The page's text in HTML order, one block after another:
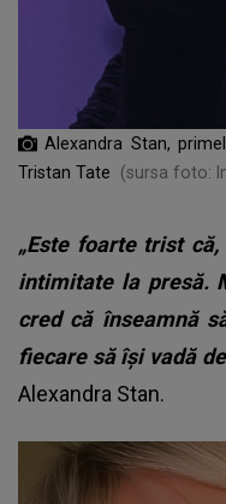
Alexandra Stan,
Tristan Tate
(sursa foto:
„Este foarte trist
intimitate la presă.
cred că înseamnă
fiecare să își vadă
Alexandra Stan.